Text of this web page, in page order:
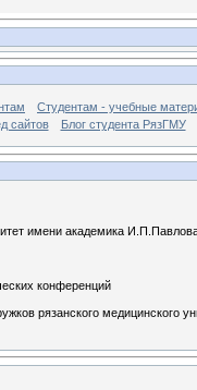
Студентам - учебные
сайтов
Блог студента РязГМУ
имени академика
конференций
рязанского медицинского